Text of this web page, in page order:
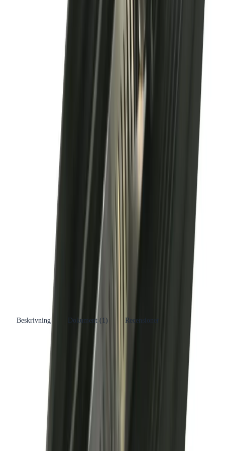
Google Reviews
Anborrningsmanschett från Ahlsell Sverige AB för radon- och
vattentätning. Tillverkad av EPDM med klämmor i rostfritt
syrafast stål, designad för ingjutning i betong med lång fläns.
14 dagars öppet köp
Produktinformation
Ahlsell Sverige AB
Anborrningsmanschett
Rördelar &amp; Kopplingar
Se fler produkter
RSK-nummer
Beskrivning Dokument ( 1 ) Recensioner
Produkthöjdpunkter
Material: EPDM och syrafast stål
Lång fläns för tillförlitligt grepp
Standard: SS-EN 6811-1
Dimension: 200mm
Idealisk för självfall och hållbarhet